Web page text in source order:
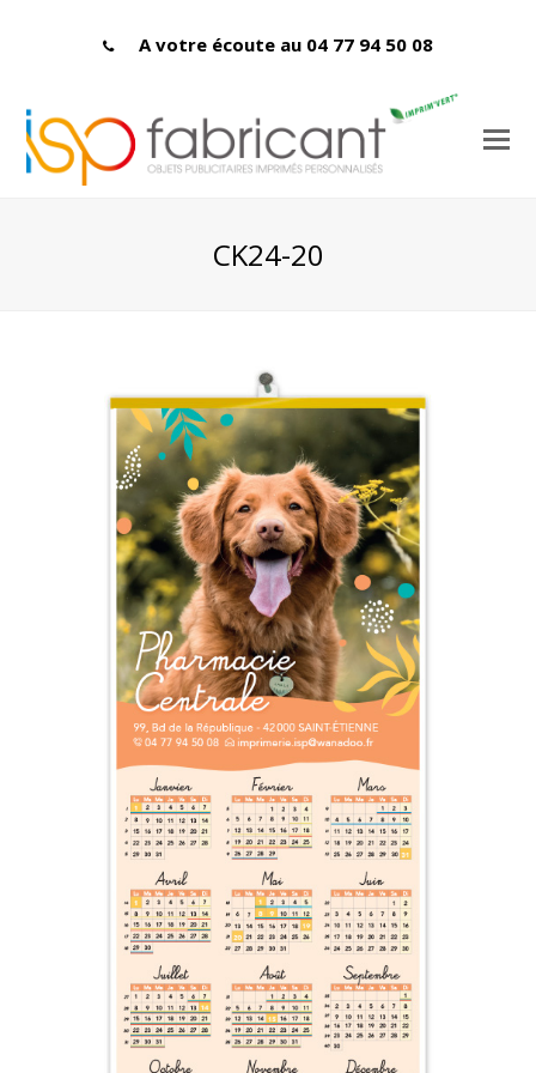
A votre écoute au 04 77 94 50 08
CK24-20